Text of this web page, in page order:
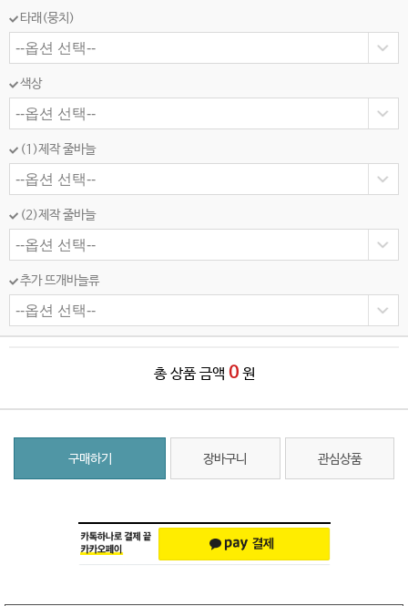
타래(뭉치)
색상
(1)제작 줄바늘
(2)제작 줄바늘
추가 뜨개바늘류
총 상품 금액 0 원
구매하기 장바구니 관심상품